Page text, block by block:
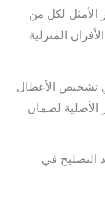
الأمثل لكل من
المنزلية
تشخيص الأعطال
الأصلية لضمان
التصليح في